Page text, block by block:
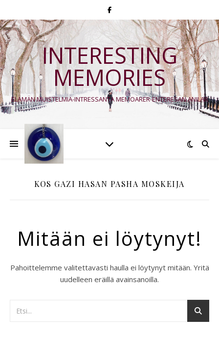
INTERESTING
MEMORIES
ELÄMÄN MUISTELMIA-INTRESSANTA MEMOARER-ENTERESAN ANILAR
KOS GAZI HASAN PASHA MOSKEIJA
Mitään ei löytynyt!
Pahoittelemme valitettavasti haulla ei löytynyt mitään. Yritä
uudelleen eräillä avainsanoilla.